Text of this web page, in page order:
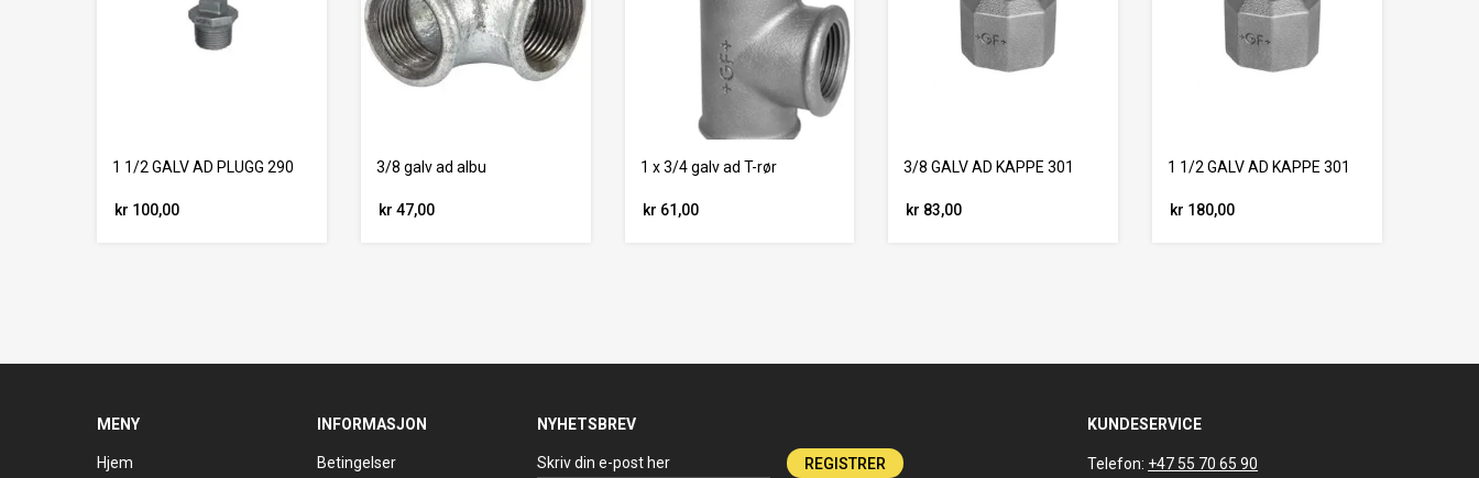
1 1/2 GALV AD PLUGG 290
kr 100,00
3/8 galv ad albu
kr 47,00
1 x 3/4 galv ad T-rør
kr 61,00
3/8 GALV AD KAPPE 301
kr 83,00
1 1/2 GALV AD KAPPE 301
kr 180,00
MENY
Hjem
INFORMASJON
Betingelser
NYHETSBREV
REGISTRER
KUNDESERVICE
Telefon: +47 55 70 65 90